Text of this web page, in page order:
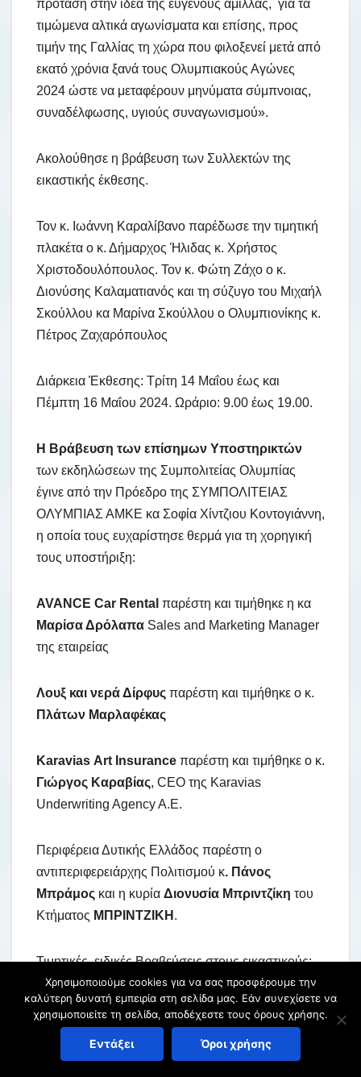
πρόταση στην ιδέα της ευγενούς άμιλλας, για τα
τιμώμενα αλτικά αγωνίσματα και επίσης, προς
τιμήν της Γαλλίας τη χώρα που φιλοξενεί μετά από
εκατό χρόνια ξανά τους Ολυμπιακούς Αγώνες
2024 ώστε να μεταφέρουν μηνύματα σύμπνοιας,
συναδέλφωσης, υγιούς συναγωνισμού».
Ακολούθησε η βράβευση των Συλλεκτών της
εικαστικής έκθεσης.
Τον κ. Ιωάννη Καραλίβανο παρέδωσε την τιμητική
πλακέτα ο κ. Δήμαρχος Ήλιδας κ. Χρήστος
Χριστοδουλόπουλος. Τον κ. Φώτη Ζάχο ο κ.
Διονύσης Καλαματιανός και τη σύζυγο του Μιχαήλ
Σκούλλου κα Μαρίνα Σκούλλου ο Ολυμπιονίκης κ.
Πέτρος Ζαχαρόπουλος
Διάρκεια Έκθεσης: Τρίτη 14 Μαΐου έως και
Πέμπτη 16 Μαΐου 2024. Ωράριο: 9.00 έως 19.00.
Η Βράβευση των επίσημων Υποστηρικτών
των εκδηλώσεων της Συμπολιτείας Ολυμπίας
έγινε από την Πρόεδρο της ΣΥΜΠΟΛΙΤΕΙΑΣ
ΟΛΥΜΠΙΑΣ ΑΜΚΕ κα Σοφία Χίντζιου Κοντογιάννη,
η οποία τους ευχαρίστησε θερμά για τη χορηγική
τους υποστήριξη:
AVANCE Car Rental παρέστη και τιμήθηκε η κα
Μαρίσα Δρόλαπα Sales and Marketing Manager
της εταιρείας
Λουξ και νερά Δίρφυς παρέστη και τιμήθηκε ο κ.
Πλάτων Μαρλαφέκας
Karavias Art Insurance παρέστη και τιμήθηκε ο κ.
Γιώργος Καραβίας, CEO της Karavias
Underwriting Agency A.E.
Περιφέρεια Δυτικής Ελλάδος παρέστη ο
αντιπεριφερειάρχης Πολιτισμού κ. Πάνος
Μπράμος και η κυρία Διονυσία Μπριντζίκη του
Κτήματος ΜΠΡΙΝΤΖΙΚΗ .
Τιμητικές, ειδικές Βραβεύσεις στους εικαστικούς:
Απέργη ΧάριςκαιΠαναγιωτίδης Άγγελος.
Η κα Απέργη σχεδίασε το μετάλλιο και την
αναμνηστική πλακέτα που δόθηκε εφέτος στους
Χρησιμοποιούμε cookies για να σας προσφέρουμε την
καλύτερη δυνατή εμπειρία στη σελίδα μας. Εάν συνεχίσετε να
χρησιμοποιείτε τη σελίδα, αποδέχεστε τους όρους χρήσης.
Εντάξει Όροι χρήσης